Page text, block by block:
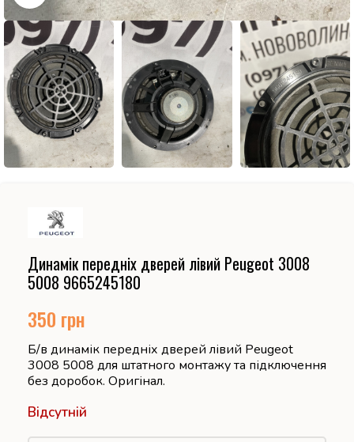
Динамік передніх дверей лівий Peugeot 3008
5008 9665245180
350 грн
Б/в динамік передніх дверей лівий Peugeot
3008 5008 для штатного монтажу та підключення
без доробок. Оригінал.
Відсутній